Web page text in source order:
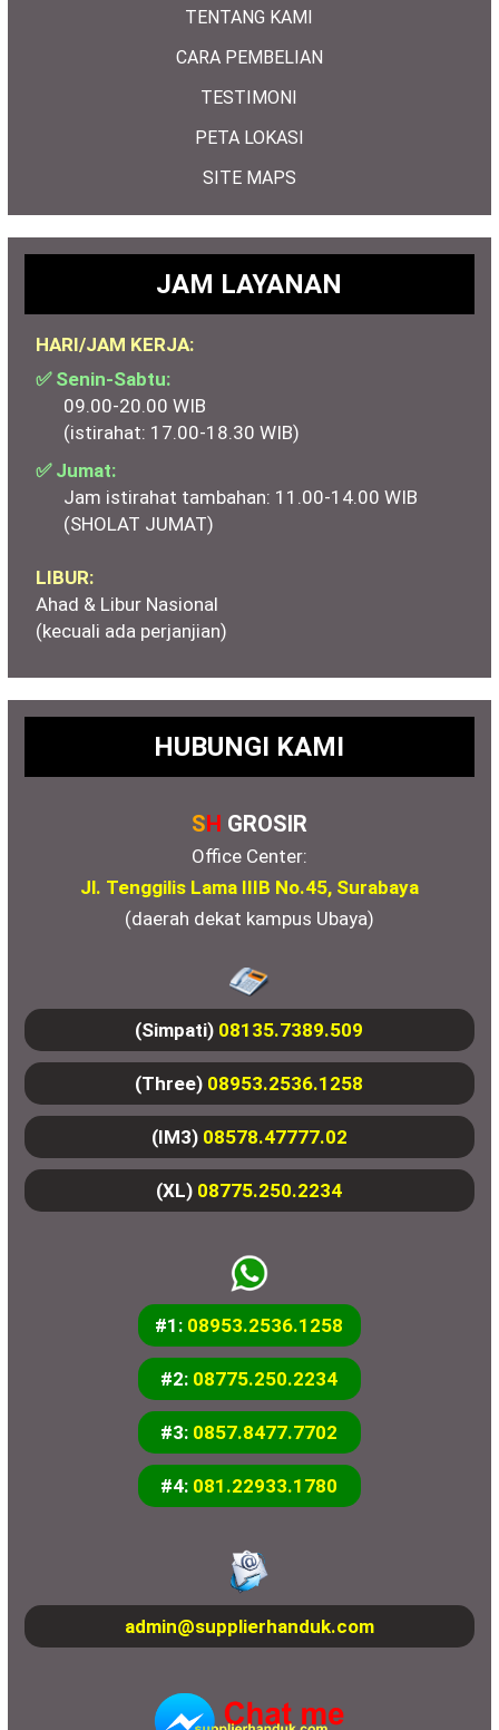
TENTANG KAMI
CARA PEMBELIAN
TESTIMONI
PETA LOKASI
SITE MAPS
JAM LAYANAN
HARI/JAM KERJA:
✅ Senin-Sabtu:
09.00-20.00 WIB
(istirahat: 17.00-18.30 WIB)
✅ Jumat:
Jam istirahat tambahan: 11.00-14.00 WIB
(SHOLAT JUMAT)
LIBUR:
Ahad & Libur Nasional
(kecuali ada perjanjian)
HUBUNGI KAMI
SH GROSIR
Office Center:
Jl. Tenggilis Lama IIIB No.45, Surabaya
(daerah dekat kampus Ubaya)
(Simpati) 08135.7389.509
(Three) 08953.2536.1258
(IM3) 08578.47777.02
(XL) 08775.250.2234
#1: 08953.2536.1258
#2: 08775.250.2234
#3: 0857.8477.7702
#4: 081.22933.1780
admin@supplierhanduk.com